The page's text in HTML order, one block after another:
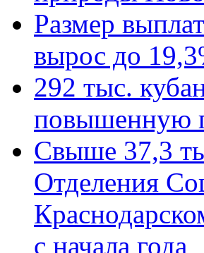
Размер
вырос до
292 тыс.
повышенную
Свыше 37,3
Отделения
с начала года